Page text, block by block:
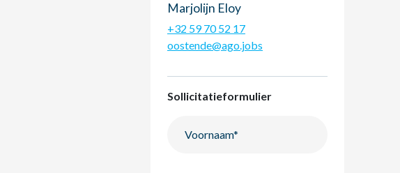
Marjolijn Eloy
+32 59 70 52 17
oostende@ago.jobs
Sollicitatieformulier